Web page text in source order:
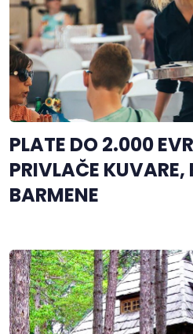
PLATE DO 2.000
PRIVLAČE KUVARE,
BARMENE